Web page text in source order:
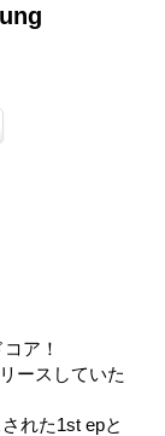
ア！
ースしていた
れた1st epと